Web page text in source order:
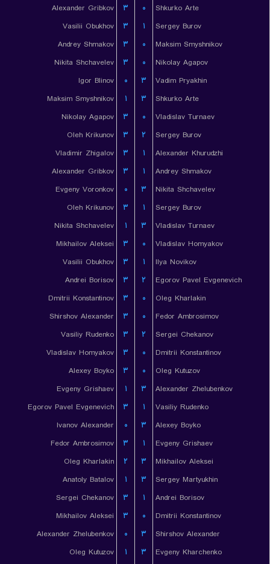
Alexander Gribkov
۳ ۰
Shkurko Arte
Vasilii Obukhov
۳ ۱
Sergey Burov
Andrey Shmakov
۳ ۰
Maksim Smyshnikov
Nikita Shchavelev
۳ ۰
Nikolay Agapov
Igor Blinov
۰ ۳
Vadim Pryakhin
Maksim Smyshnikov
۱ ۳
Shkurko Arte
Nikolay Agapov
۳ ۰
Vladislav Turnaev
Oleh Krikunov
۳ ۲
Sergey Burov
Vladimir Zhigalov
۳ ۱
Alexander Khurudzhi
Alexander Gribkov
۳ ۱
Andrey Shmakov
Evgeny Voronkov
۰ ۳
Nikita Shchavelev
Oleh Krikunov
۳ ۱
Sergey Burov
Nikita Shchavelev
۱ ۳
Vladislav Turnaev
Mikhailov Aleksei
۳ ۰
Vladislav Homyakov
Vasilii Obukhov
۳ ۱
Ilya Novikov
Andrei Borisov
۳ ۲
Egorov Pavel Evgenevich
Dmitrii Konstantinov
۳ ۰
Oleg Kharlakin
Shirshov Alexander
۳ ۰
Fedor Ambrosimov
Vasiliy Rudenko
۳ ۲
Sergei Chekanov
Vladislav Homyakov
۳ ۰
Dmitrii Konstantinov
Alexey Boyko
۳ ۰
Oleg Kutuzov
Evgeny Grishaev
۱ ۳
Alexander Zhelubenkov
Egorov Pavel Evgenevich
۳ ۱
Vasiliy Rudenko
Ivanov Alexander
۰ ۳
Alexey Boyko
Fedor Ambrosimov
۳ ۱
Evgeny Grishaev
Oleg Kharlakin
۲ ۳
Mikhailov Aleksei
Anatoly Batalov
۱ ۳
Sergey Martyukhin
Sergei Chekanov
۳ ۱
Andrei Borisov
Mikhailov Aleksei
۳ ۰
Dmitrii Konstantinov
Alexander Zhelubenkov
۰ ۳
Shirshov Alexander
Oleg Kutuzov
۱ ۳
Evgeny Kharchenko